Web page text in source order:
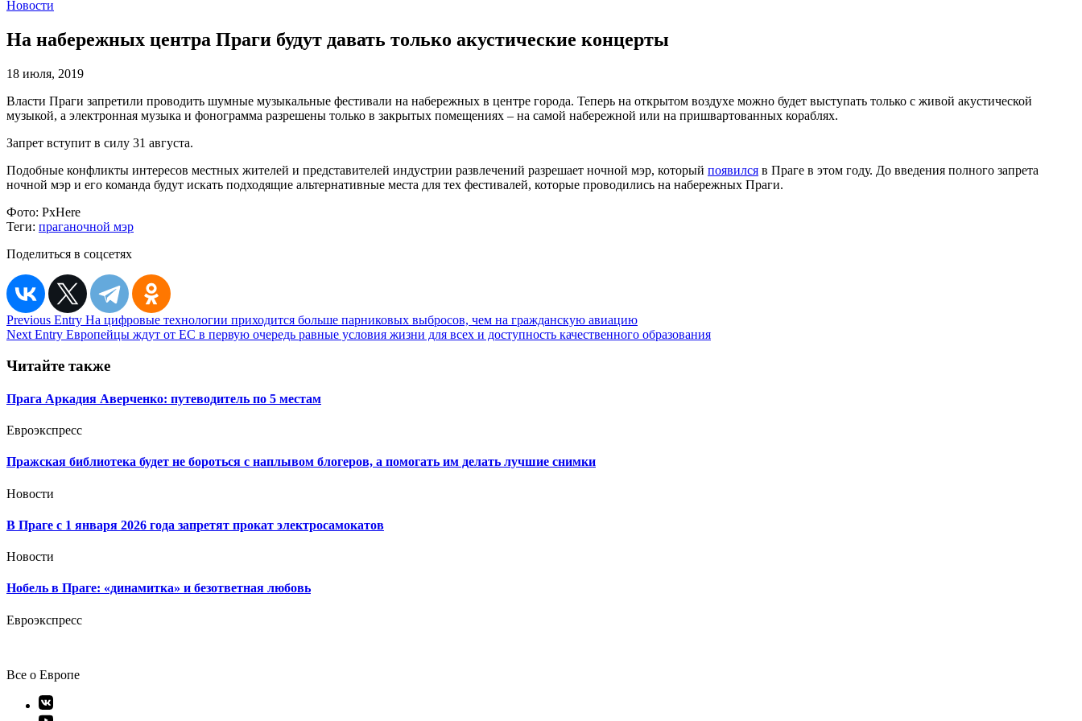
Новости
На набережных центра Праги будут давать только акустические концерты
18 июля, 2019
Власти Праги запретили проводить шумные музыкальные фестивали на набережных в центре города. Теперь на открытом воздухе можно будет выступать только с живой акустической
музыкой, а электронная музыка и фонограмма разрешены только в закрытых помещениях – на самой набережной или на пришвартованных кораблях.
Запрет вступит в силу 31 августа.
Подобные конфликты интересов местных жителей и представителей индустрии развлечений разрешает ночной мэр, который появился в Праге в этом году. До введения полного запрета
ночной мэр и его команда будут искать подходящие альтернативные места для тех фестивалей, которые проводились на набережных Праги.
Фото: PxHere
Теги: праганочной мэр
Поделиться в соцсетях
Навигация
по
записям
Previous Entry На цифровые технологии приходится больше парниковых выбросов, чем на гражданскую авиацию
Next Entry Европейцы ждут от ЕС в первую очередь равные условия жизни для всех и доступность качественного образования
Читайте также
Прага Аркадия Аверченко: путеводитель по 5 местам
Евроэкспресс
Пражская библиотека будет не бороться с наплывом блогеров, а помогать им делать лучшие снимки
Новости
В Праге с 1 января 2026 года запретят прокат электросамокатов
Новости
Нобель в Праге: «динамитка» и безответная любовь
Евроэкспресс
Все о Европе
Элемент
меню